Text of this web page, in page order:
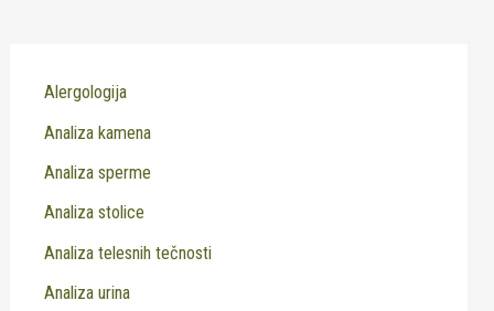
Alergologija
Analiza kamena
Analiza sperme
Analiza stolice
Analiza telesnih tečnosti
Analiza urina